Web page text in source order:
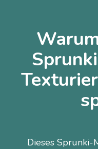
Dieses Sprunki-